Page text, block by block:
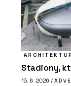
Stadiony,
15. 6. 2026 /